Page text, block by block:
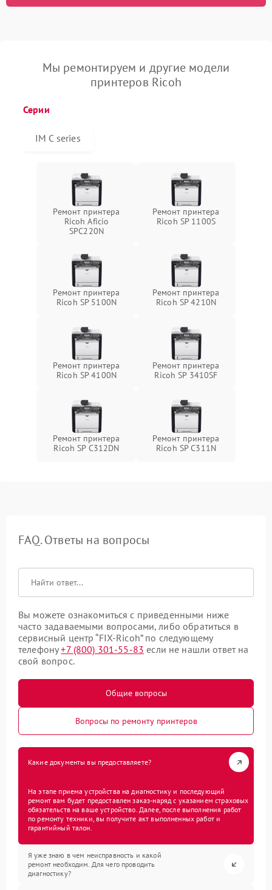
Мы ремонтируем и другие модели
принтеров Ricoh
Серии
IM C series
Ремонт принтера
Ricoh Aficio
SPC220N
Ремонт принтера
Ricoh SP 1100S
Ремонт принтера
Ricoh SP 5100N
Ремонт принтера
Ricoh SP 4210N
Ремонт принтера
Ricoh SP 4100N
Ремонт принтера
Ricoh SP 3410SF
Ремонт принтера
Ricoh SP C312DN
Ремонт принтера
Ricoh SP C311N
FAQ. Ответы на вопросы
Вы можете ознакомиться с приведенными ниже
часто задаваемыми вопросами, либо обратиться в
сервисный центр “FIX-Ricoh” по следующему
телефону+7 (800) 301-55-83 если не нашли ответ на
свой вопрос.
Общие вопросы
Вопросы по ремонту принтеров
Какие документы вы предоставляете?
На этапе приема устройства на диагностику и последующий
ремонт вам будет предоставлен заказ-наряд с указанием страховых
обязательств на ваше устройство. Далее, после выполнения работ
по ремонту техники, вы получите акт выполненных работ и
гарантийный талон.
Я уже знаю в чем неисправность и какой
ремонт необходим. Для чего проводить
диагностику?